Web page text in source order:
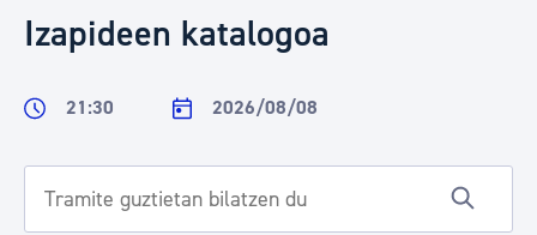
Izapideen katalogoa
21:30 2026/08/08